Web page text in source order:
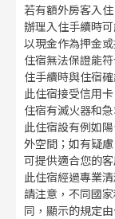
若有額外房客入
辦理入住手續時
以現金作為押金
住宿無法保證能
住手續時與住宿
此住宿接受信用
住宿有滅火器和
此住宿設有例如
外空間；如有疑
可提供適合您的
此住宿經過專業
請注意，不同國
同，顯示的規定